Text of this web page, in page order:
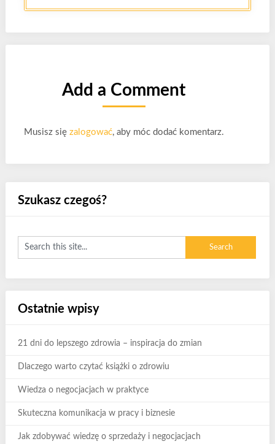
Add a Comment
Musisz się zalogować, aby móc dodać komentarz.
Szukasz czegoś?
Ostatnie wpisy
21 dni do lepszego zdrowia – inspiracja do zmian
Dlaczego warto czytać książki o zdrowiu
Wiedza o negocjacjach w praktyce
Skuteczna komunikacja w pracy i biznesie
Jak zdobywać wiedzę o sprzedaży i negocjacjach